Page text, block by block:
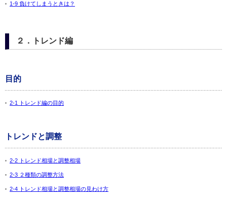
1-9 負けてしまうときは？
２．トレンド編
目的
2-1 トレンド編の目的
トレンドと調整
2-2 トレンド相場と調整相場
2-3 ２種類の調整方法
2-4 トレンド相場と調整相場の見わけ方